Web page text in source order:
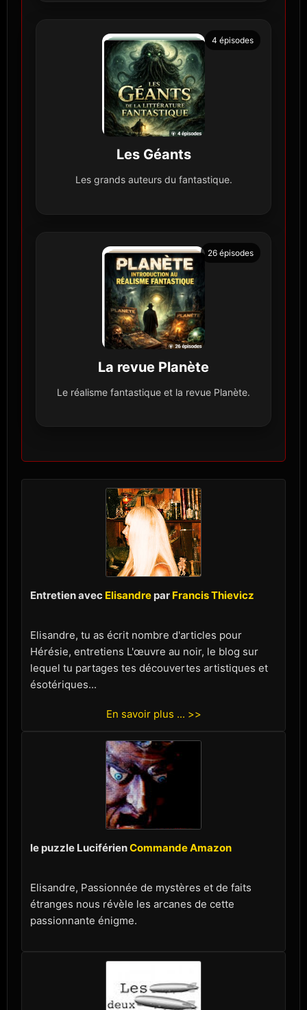
4 épisodes
Les Géants
Les grands auteurs du fantastique.
26 épisodes
La revue Planète
Le réalisme fantastique et la revue Planète.
Entretien avec Elisandre par Francis Thievicz
Elisandre, tu as écrit nombre d'articles pour
Hérésie, entretiens L'œuvre au noir, le blog sur
lequel tu partages tes découvertes artistiques et
ésotériques...
En savoir plus ... >>
le puzzle LuciférienCommande Amazon
Elisandre, Passionnée de mystères et de faits
étranges nous révèle les arcanes de cette
passionnante énigme.